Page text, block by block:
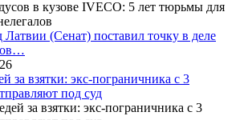
(Сенат) поставил точку в деле
за взятки: экс-пограничника с 3
под суд